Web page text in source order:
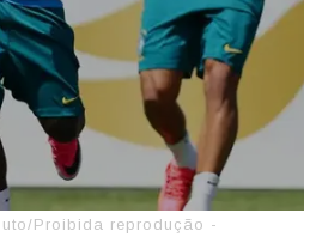
Proibida reprodução -